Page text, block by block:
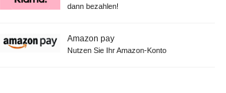
dann bezahlen!
Amazon pay
Nutzen Sie Ihr Amazon-Konto